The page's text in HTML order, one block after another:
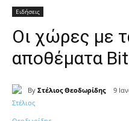
Ειδήσεις
Οι χώρες με
αποθέματα
By Στέλιος Θεοδωρίδης 9